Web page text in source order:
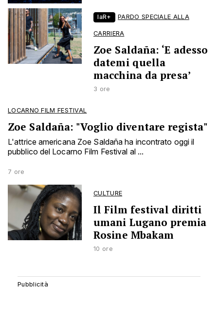
laR+ PARDO SPECIALE ALLA
CARRIERA
Zoe Saldaña: ‘E adesso
datemi quella
macchina da presa’
3 ore
LOCARNO FILM FESTIVAL
Zoe Saldaña: "Voglio diventare regista"
L'attrice americana Zoe Saldaña ha incontrato oggi il
pubblico del Locarno Film Festival al ...
7 ore
CULTURE
Il Film festival diritti
umani Lugano premia
Rosine Mbakam
10 ore